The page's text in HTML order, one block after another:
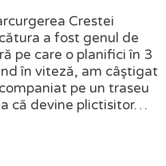
Crestei
a fost genul de
pe care o planifici în 3
în viteză, am câştigat
pe un traseu
că devine plictisitor…